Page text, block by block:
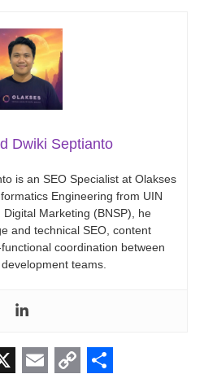
Dwiki Septianto
is an SEO Specialist at Olakses
Engineering from UIN
Marketing (BNSP), he
and technical SEO, content
coordination between
teams.